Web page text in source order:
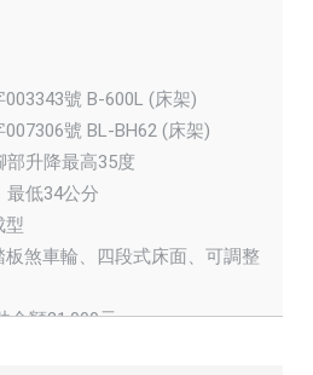
號 B-600L (床架)
號 BL-BH62 (床架)
部升降最高35度
最低34公分
型
煞車輪、四段式床面、可調整
金額21,000元